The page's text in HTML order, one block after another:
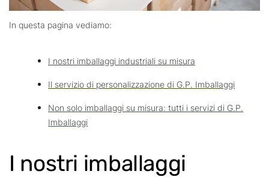
In questa pagina vediamo:
I nostri imballaggi industriali su misura
Il servizio di personalizzazione di G.P. Imballaggi
Non solo imballaggi su misura: tutti i servizi di G.P.
Imballaggi
I nostri imballaggi